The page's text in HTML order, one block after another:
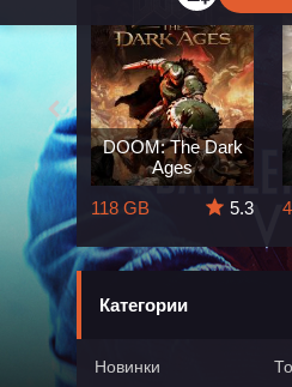
The
5.7
DOOM: The Dark
Ages
118 GB
5.3
Категории
Новинки